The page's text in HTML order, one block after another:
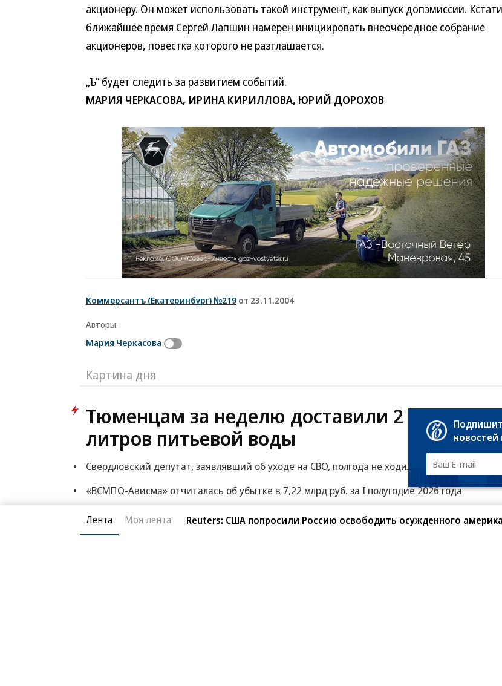
акционеру. Он может использовать такой инструмент, как выпуск допэмиссии.
ближайшее время Сергей Лапшин намерен инициировать внеочередное собрание
акционеров, повестка которого не разглашается.
„Ъ” будет следить за развитием событий.
МАРИЯ ЧЕРКАСОВА, ИРИНА КИРИЛЛОВА, ЮРИЙ ДОРОХОВ
Коммерсантъ (Екатеринбург) №219 от 23.11.2004
Авторы:
Мария Черкасова
Картина дня
Тюменцам за неделю доставили 2 млн
литров питьевой воды
Свердловский депутат, заявлявший об уходе на СВО, полгода не ходил на заседания
«ВСМПО-Ависма» отчиталась об убытке в 7,22 млрд руб. за I полугодие 2026 года
Депутаты обсуждают полный запрет на продажу вейпов в Свердловской области
Капремонт школы № 151 в Екатеринбурге завершат до конца 2026 года
Лента Моя лента Reuters: США попросили Россию освободить осужденного
новостей